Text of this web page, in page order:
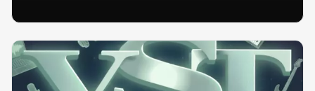
Reseñas y consejos sobre las herramientas UVR,
Sonible, Suno v5 y Amped Studio. Actualizado en
2026.